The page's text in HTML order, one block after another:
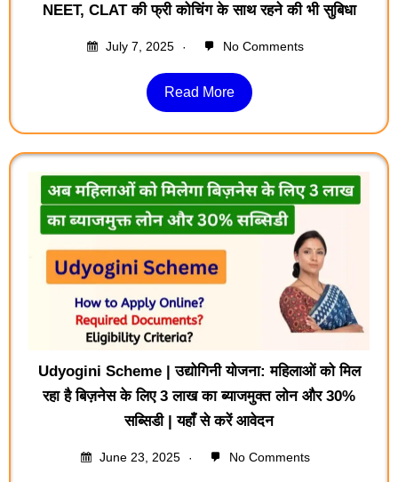
NEET, CLAT की फ्री कोचिंग के साथ रहने की भी सुबिधा
July 7, 2025 No Comments
Read More
Udyogini Scheme | उद्योगिनी योजना: महिलाओं को मिल
रहा है बिज़नेस के लिए 3 लाख का ब्याजमुक्त लोन और 30%
सब्सिडी | यहाँ से करें आवेदन
June 23, 2025 No Comments